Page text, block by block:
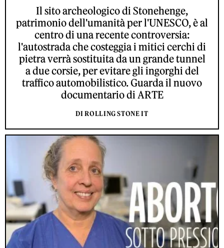
Il sito archeologico di Stonehenge,
patrimonio dell'umanità per l'UNESCO, è al
centro di una recente controversia:
l'autostrada che costeggia i mitici cerchi di
pietra verrà sostituita da un grande tunnel
a due corsie, per evitare gli ingorghi del
traffico automobilistico. Guarda il nuovo
documentario di ARTE
DI ROLLING STONE IT